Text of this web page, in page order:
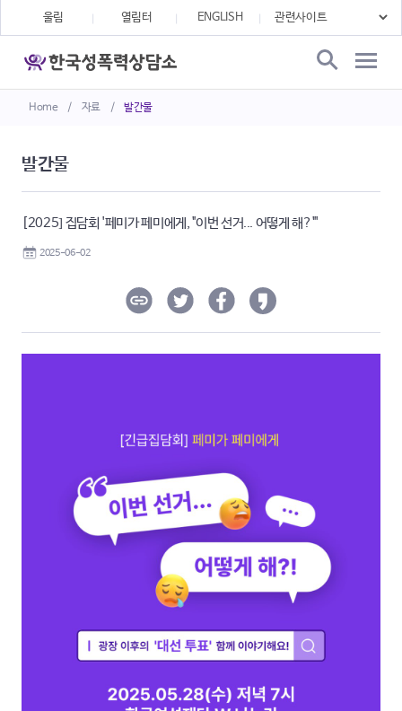
Home / 자료 / 발간물
울림 열림터 ENGLISH
발간물
[2025] 집담회 '페미가 페미에게, "이번 선거... 어떻게 해?"'
2025-06-02